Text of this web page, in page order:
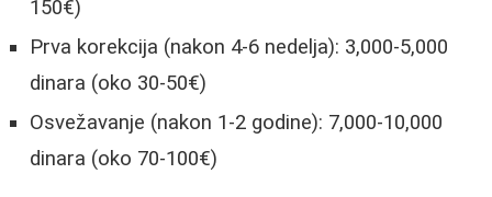
150€)
Prva korekcija (nakon 4-6 nedelja): 3,000-5,000
dinara (oko 30-50€)
Osvežavanje (nakon 1-2 godine): 7,000-10,000
dinara (oko 70-100€)